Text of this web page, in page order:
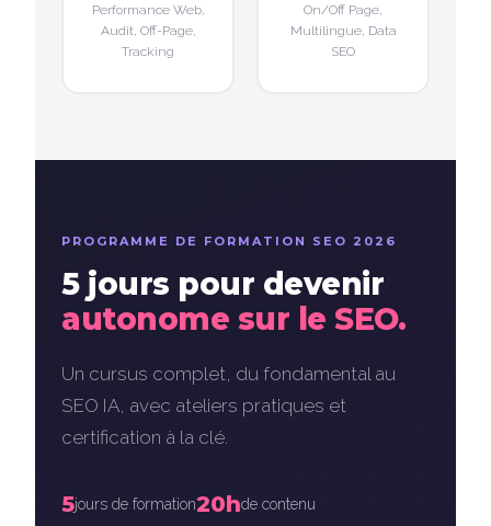
Performance Web,
Audit, Off-Page,
Tracking
On/Off Page,
Multilingue, Data
SEO
PROGRAMME DE FORMATION SEO 2026
5 jours pour devenir
autonome sur le SEO.
Un cursus complet, du fondamental au
SEO IA, avec ateliers pratiques et
certification à la clé.
5jours de formation20hde contenu